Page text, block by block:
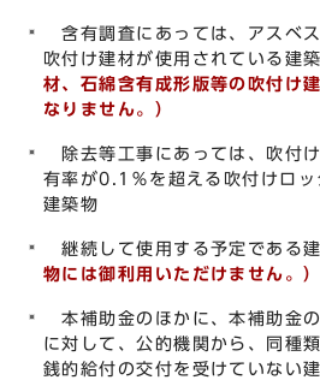
含有調査にあっては、アスベ
吹付け建材が使用されている建
材、石綿含有成形版等の吹付け
なりません。）
除去等工事にあっては、吹付
有率が0.1％を超える吹付けロッ
建築物
継続して使用する予定である
物には御利用いただけません。 ）
本補助金のほかに、本補助金
に対して、公的機関から、同種
銭的給付の交付を受けていない